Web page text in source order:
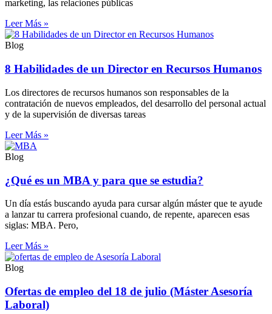
marketing, las relaciones públicas
Leer Más »
Blog
8 Habilidades de un Director en Recursos Humanos
Los directores de recursos humanos son responsables de la
contratación de nuevos empleados, del desarrollo del personal actual
y de la supervisión de diversas tareas
Leer Más »
Blog
¿Qué es un MBA y para que se estudia?
Un día estás buscando ayuda para cursar algún máster que te ayude
a lanzar tu carrera profesional cuando, de repente, aparecen esas
siglas: MBA. Pero,
Leer Más »
Blog
Ofertas de empleo del 18 de julio (Máster Asesoría
Laboral)